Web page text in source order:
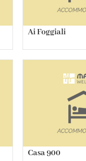
Ai Foggiali
Casa 900